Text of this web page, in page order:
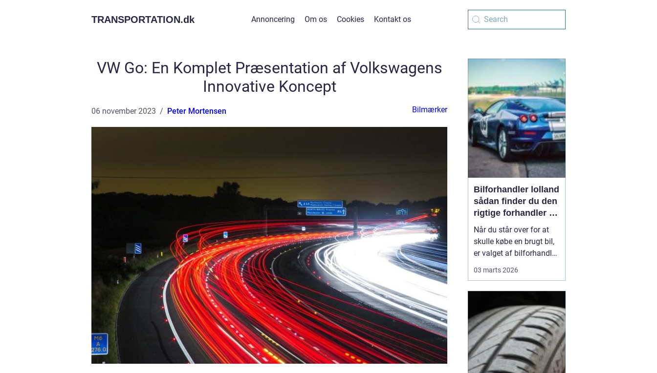
TRANSPORTATION.dk Annoncering Om os Cookies Kontakt os
VW Go: En Komplet Præsentation af Volkswagens
Innovative Koncept
06 november 2023 Peter Mortensen Bilmærker
Bilforhandler lolland
sådan finder du den
rigtige forhandler til
din næste bil
Når du står over for at
skulle købe en brugt bil,
er valget af bilforhandler
passer til dine behov og
dit budget, og sørger for,
at du føler dig tryg før,...
03 marts 2026